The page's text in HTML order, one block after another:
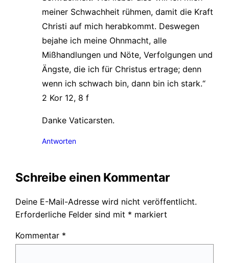
meiner Schwachheit rühmen, damit die Kraft
Christi auf mich herabkommt. Deswegen
bejahe ich meine Ohnmacht, alle
Mißhandlungen und Nöte, Verfolgungen und
Ängste, die ich für Christus ertrage; denn
wenn ich schwach bin, dann bin ich stark.“
2 Kor 12, 8 f
Danke Vaticarsten.
Antworten
Schreibe einen Kommentar
Deine E-Mail-Adresse wird nicht veröffentlicht.
Erforderliche Felder sind mit * markiert
Kommentar *